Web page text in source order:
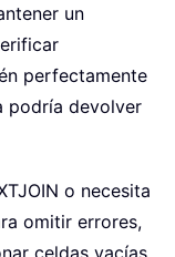
un
perfectamente
podría devolver
o necesita
omitir errores,
celdas vacías